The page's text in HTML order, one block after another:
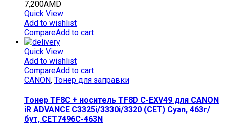
7,200AMD
Quick View
Add to wishlist
CompareAdd to cart
Quick View
Add to wishlist
CompareAdd to cart
CANON, Тонер для заправки
Тонер TF8C + носитель TF8D C-EXV49 для CANON
iR ADVANCE C3325i/3330i/3320 (CET) Cyan, 463г/
бут, CET7496C-463N